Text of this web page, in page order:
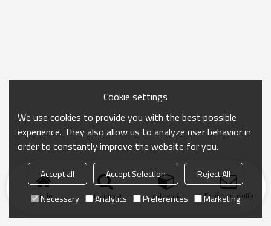
Inicio búsqueda categoría Enviar consulta
Cookie settings
We use cookies to provide you with the best possible
experience. They also allow us to analyze user behavior in
order to constantly improve the website for you.
Accept all Accept Selection
Reject All
Necessary
Analytics Preferences Marketing